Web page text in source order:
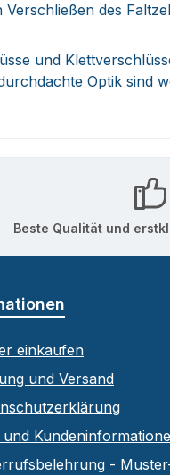
des
und
Optik sind
Beste Qualität und
einkaufen
und Versand
und
-